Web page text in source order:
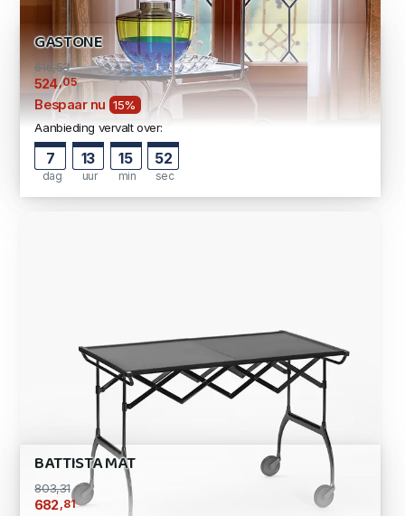
GASTONE
616,53
524,05
Bespaar nu 15%
Aanbieding vervalt over:
7
dag
13
uur
15
min
51
sec
BATTISTA MAT
803,31
682 ,81